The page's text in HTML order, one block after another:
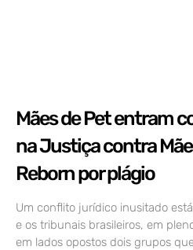
Mães de Pet entram
na Justiça contra
Reborn por plágio
Um conflito jurídico inusitado
e os tribunais brasileiros, em
em lados opostos dois grupos